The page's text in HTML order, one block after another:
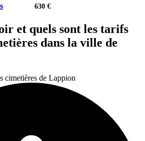
630 €
et quels sont les tarifs
dans la ville de
cimetières de Lappion